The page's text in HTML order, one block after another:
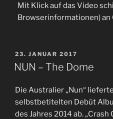
Mit Klick auf das Video
Browserinformationen) an
VERÖFFENTLICHT
AM
23. JANUAR 2017
NUN – The Dome
Die Australier „Nun“
selbstbetitelten Debüt
des Jahres 2014 ab. „Crash